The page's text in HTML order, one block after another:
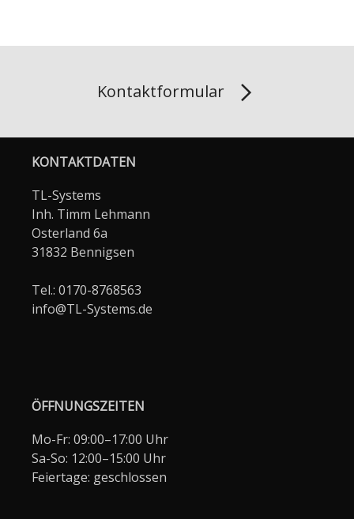
Kontaktformular
KONTAKTDATEN
TL-Systems
Inh. Timm Lehmann
Osterland 6a
31832 Bennigsen
Tel.: 0170-8768563
info@TL-Systems.de
ÖFFNUNGSZEITEN
Mo-Fr: 09:00–17:00 Uhr
Sa-So: 12:00–15:00 Uhr
Feiertage: geschlossen